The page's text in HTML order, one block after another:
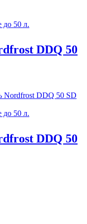
до 50 л.
DDQ 50
до 50 л.
DDQ 50